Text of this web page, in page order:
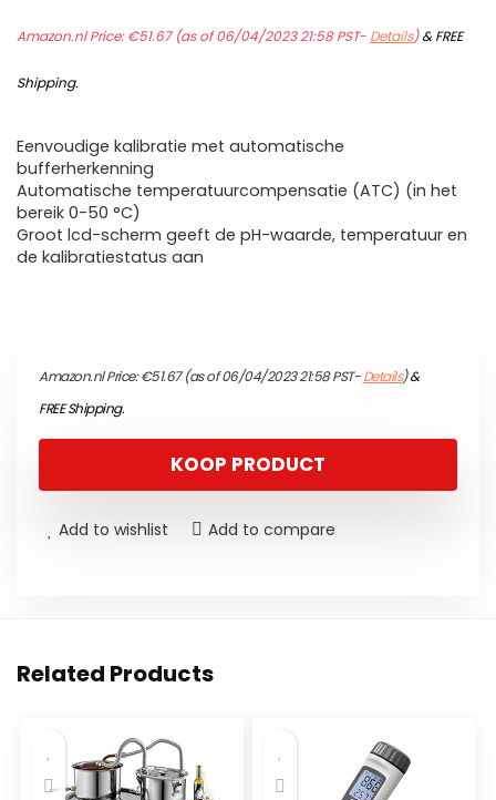
Amazon.nl Price:€51.67(as of 06/04/2023 21:58 PST- Details)&FREE
Shipping.
Eenvoudige kalibratie met automatische
bufferherkenning
Automatische temperatuurcompensatie (ATC) (in het
bereik 0-50 °C)
Groot lcd-scherm geeft de pH-waarde, temperatuur en
de kalibratiestatus aan
Amazon.nl Price:€51.67(as of 06/04/2023 21:58 PST-Details)&
FREE Shipping.
KOOP PRODUCT
Add to wishlist Add to compare
Related Products